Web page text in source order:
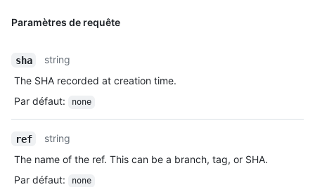
Paramètres de requête
sha
string
The SHA recorded at creation time.
Par défaut: none
ref
string
The name of the ref. This can be a branch, tag, or SHA.
Par défaut: none